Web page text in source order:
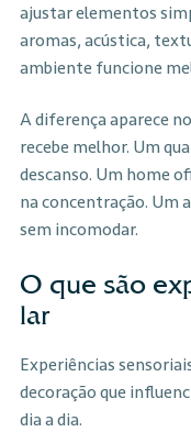
ajustar elementos
aromas, acústica,
ambiente funcione
A diferença aparece
recebe melhor. Um
descanso. Um home
na concentração. Um
sem incomodar.
O que são
lar
Experiências
decoração que
dia a dia.